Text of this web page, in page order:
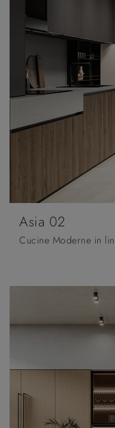
Asia 02